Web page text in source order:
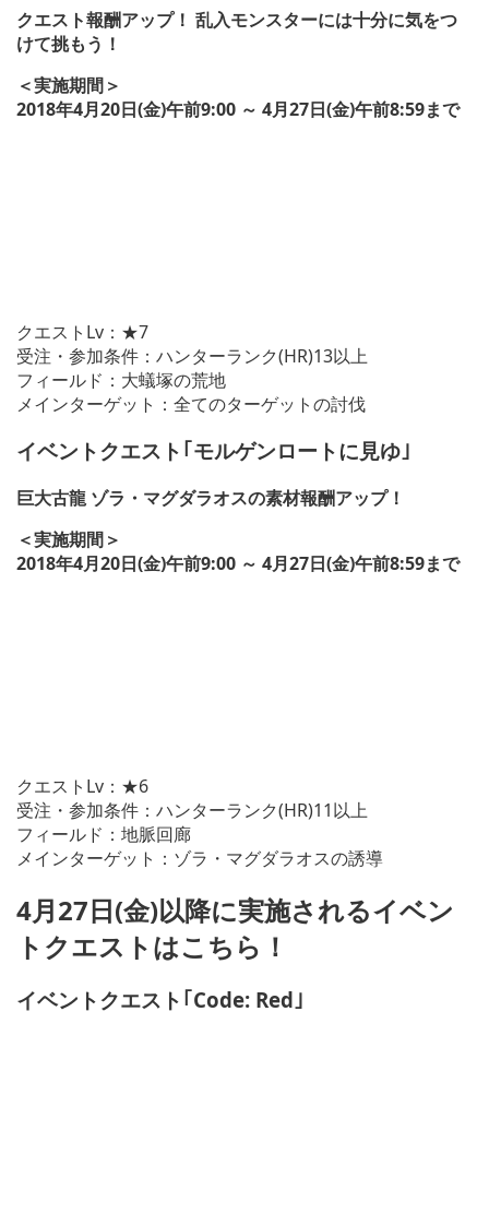
クエスト報酬アップ！ 乱入モンスターには十分に気をつ
けて挑もう！
＜実施期間＞
2018年4月20日(金)午前9:00 ～ 4月27日(金)午前8:59まで
クエストLv：★7
受注・参加条件：ハンターランク(HR)13以上
フィールド：大蟻塚の荒地
メインターゲット：全てのターゲットの討伐
イベントクエスト｢モルゲンロートに見ゆ｣
巨大古龍 ゾラ・マグダラオスの素材報酬アップ！
＜実施期間＞
2018年4月20日(金)午前9:00 ～ 4月27日(金)午前8:59まで
クエストLv：★6
受注・参加条件：ハンターランク(HR)11以上
フィールド：地脈回廊
メインターゲット：ゾラ・マグダラオスの誘導
4月27日(金)以降に実施されるイベン
トクエストはこちら！
イベントクエスト｢Code: Red｣